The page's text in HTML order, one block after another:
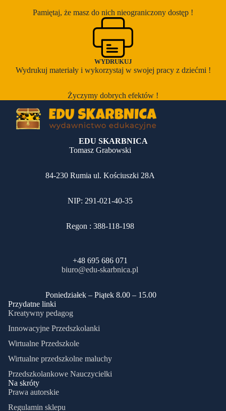
Pamiętaj, że masz do nich nieograniczony dostęp !
WYDRUKUJ
Wydrukuj materiały i wykorzystaj w swojej pracy z dziećmi !
Życzymy dobrych efektów !
EDU SKARBNICA
Tomasz Grabowski
84-230 Rumia ul. Kościuszki 28A
NIP: 291-021-40-35
Regon : 388-118-198
+48 695 686 071
biuro@edu-skarbnica.pl
​Poniedziałek – Piątek 8.00 – 15.00
Przydatne linki
Kreatywny pedagog
Innowacyjne Przedszkolanki
Wirtualne Przedszkole
Wirtualne przedszkolne maluchy
Przedszkolankowe Nauczycielki
Na skróty
Prawa autorskie
Regulamin sklepu